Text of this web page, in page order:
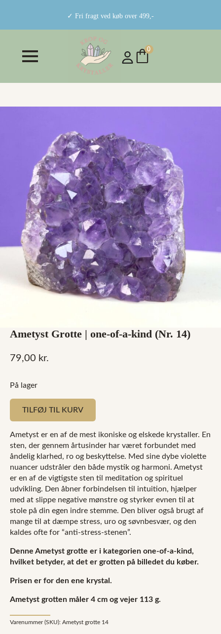
✓ Fri fragt ved køb over 499,-
0
Ametyst Grotte | one-of-a-kind (Nr. 14)
79,00 kr.
På lager
TILFØJ TIL KURV
Ametyst er en af de mest ikoniske og elskede krystaller. En
sten, der gennem årtusinder har været forbundet med
åndelig klarhed, ro og beskyttelse. Med sine dybe violette
nuancer udstråler den både mystik og harmoni. Ametyst
er en af de vigtigste sten til meditation og spirituel
udvikling. Den åbner forbindelsen til intuition, hjælper
med at slippe negative mønstre og styrker evnen til at
stole på din egen indre stemme. Den bliver også brugt af
mange til at dæmpe stress, uro og søvnbesvær, og den
kaldes ofte for “anti-stress-stenen”.
Denne Ametyst grotte er i kategorien one-of-a-kind,
hvilket betyder, at det er grotten på billedet du køber.
Prisen er for den ene krystal.
Ametyst grotten måler 4 cm og vejer 113 g.
Varenummer (SKU): Ametyst grotte 14